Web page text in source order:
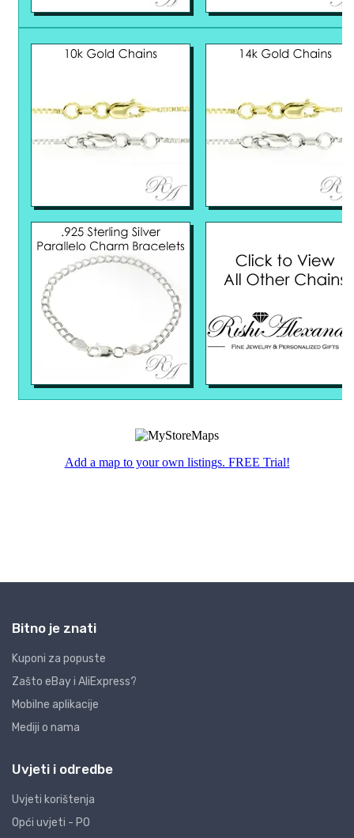
Bitno je znati
Kuponi za popuste
Zašto eBay i AliExpress?
Mobilne aplikacije
Mediji o nama
Uvjeti i odredbe
Uvjeti korištenja
Opći uvjeti - PO